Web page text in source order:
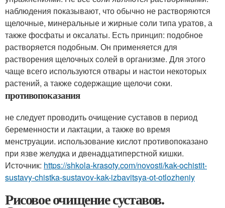
наблюдения показывают, что обычно не растворяются
щелочные, минеральные и жирные соли типа уратов, а
также фосфаты и оксалаты. Есть принцип: подобное
растворяется подобным. Он применяется для
растворения щелочных солей в организме. Для этого
чаще всего используются отвары и настои некоторых
растений, а также содержащие щелочи соки.
противопоказания
не следует проводить очищение суставов в период
беременности и лактации, а также во время
менструации. использование кислот противопоказано
при язве желудка и двенадцатиперстной кишки.
Источник: https://shkola-krasoty.com/novosti/kak-ochistit-
sustavy-chistka-sustavov-kak-izbavitsya-ot-otlozheniy
Рисовое очищение суставов.